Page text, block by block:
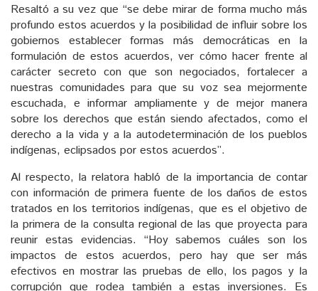
Resaltó a su vez que “se debe mirar de forma mucho más
profundo estos acuerdos y la posibilidad de influir sobre los
gobiernos establecer formas más democráticas en la
formulación de estos acuerdos, ver cómo hacer frente al
carácter secreto con que son negociados, fortalecer a
nuestras comunidades para que su voz sea mejormente
escuchada, e informar ampliamente y de mejor manera
sobre los derechos que están siendo afectados, como el
derecho a la vida y a la autodeterminación de los pueblos
indígenas, eclipsados por estos acuerdos”.
Al respecto, la relatora habló de la importancia de contar
con información de primera fuente de los daños de estos
tratados en los territorios indígenas, que es el objetivo de
la primera de la consulta regional de las que proyecta para
reunir estas evidencias. “Hoy sabemos cuáles son los
impactos de estos acuerdos, pero hay que ser más
efectivos en mostrar las pruebas de ello, los pagos y la
corrupción que rodea también a estas inversiones. Es